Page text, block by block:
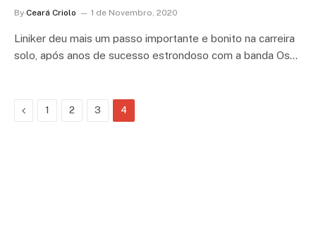
By Ceará Criolo 1 de Novembro, 2020
Liniker deu mais um passo importante e bonito na carreira
solo, após anos de sucesso estrondoso com a banda Os…
Previous
1 2 3 4